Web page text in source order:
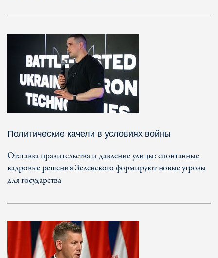
Политические качели в условиях войны
Отставка правительства и давление улицы: спонтанные
кадровые решения Зеленского формируют новые угрозы
для государства